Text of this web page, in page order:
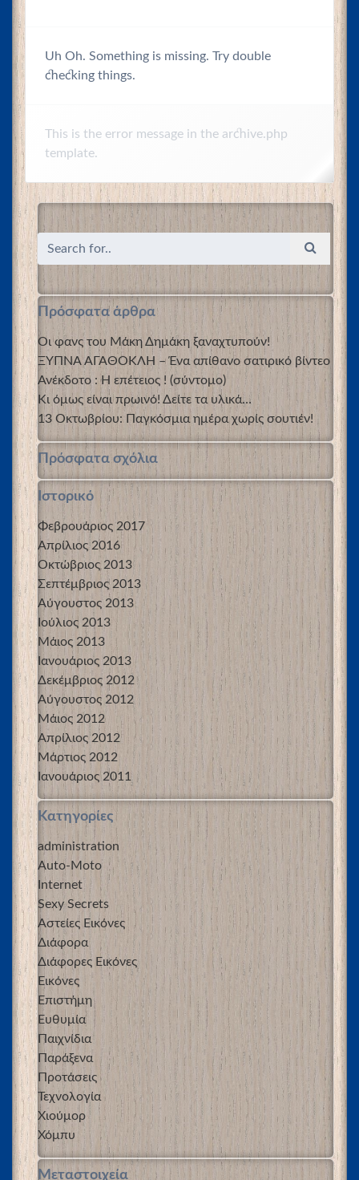
Uh Oh. Something is missing. Try double
checking things.
This is the error message in the archive.php
template.
Πρόσφατα άρθρα
Οι φανς του Μάκη Δημάκη ξαναχτυπούν!
ΞΥΠΝΑ ΑΓΑΘΟΚΛΗ – Ένα απίθανο σατιρικό βίντεο
Ανέκδοτο : Η επέτειος ! (σύντομο)
Κι όμως είναι πρωινό! Δείτε τα υλικά…
13 Οκτωβρίου: Παγκόσμια ημέρα χωρίς σουτιέν!
Πρόσφατα σχόλια
Ιστορικό
Φεβρουάριος 2017
Απρίλιος 2016
Οκτώβριος 2013
Σεπτέμβριος 2013
Αύγουστος 2013
Ιούλιος 2013
Μάιος 2013
Ιανουάριος 2013
Δεκέμβριος 2012
Αύγουστος 2012
Μάιος 2012
Απρίλιος 2012
Μάρτιος 2012
Ιανουάριος 2011
Kατηγορίες
administration
Auto-Moto
Internet
Sexy Secrets
Αστείες Εικόνες
Διάφορα
Διάφορες Εικόνες
Εικόνες
Επιστήμη
Ευθυμία
Παιχνίδια
Παράξενα
Προτάσεις
Τεχνολογία
Χιούμορ
Χόμπυ
Μεταστοιχεία